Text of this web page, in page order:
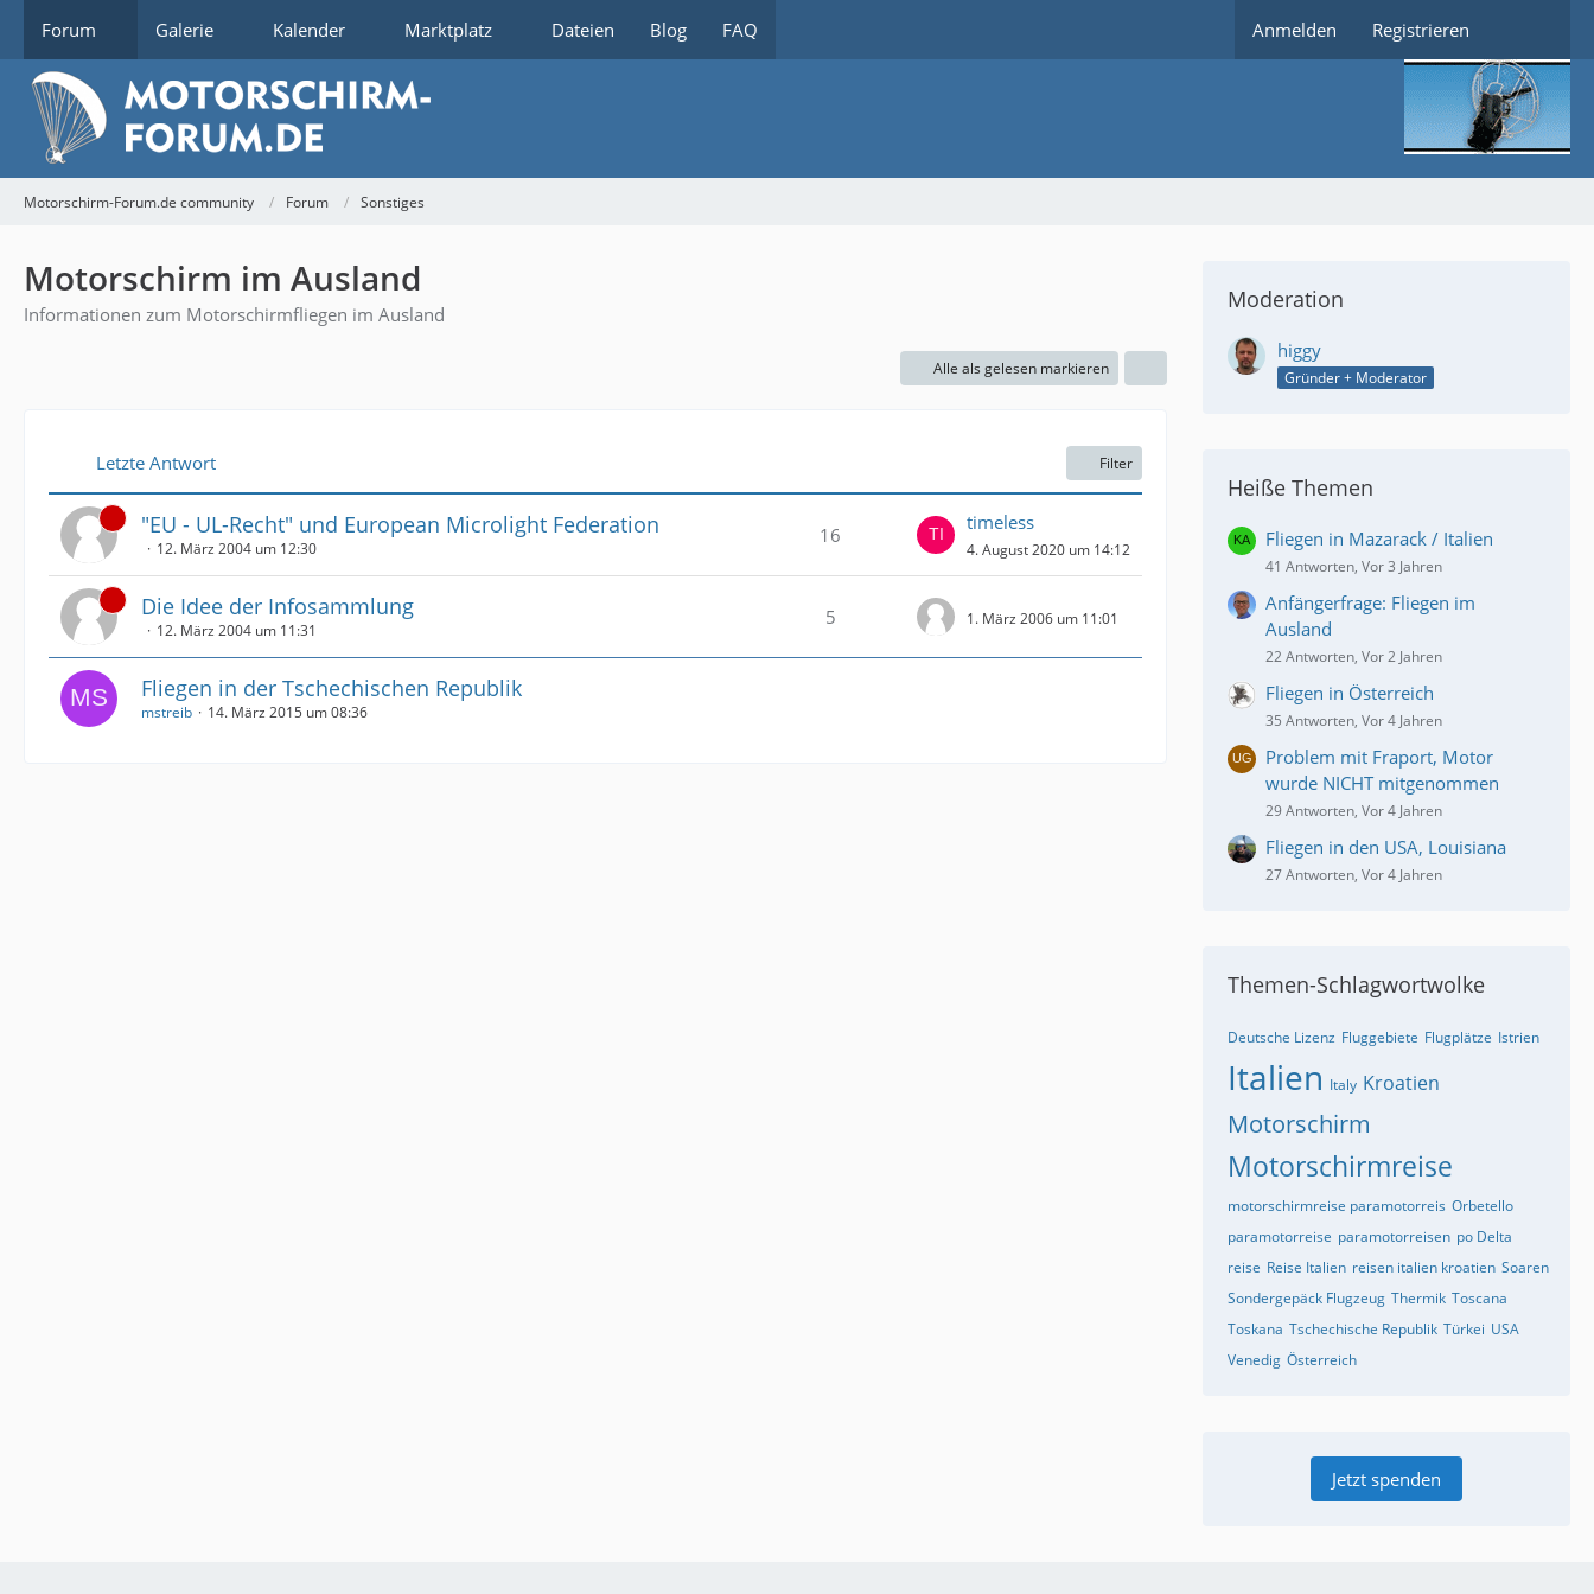
Forum Galerie Kalender Marktplatz Dateien Blog FAQ Anmelden Registrieren
Motorschirm-Forum.de community Forum Sonstiges
Motorschirm im Ausland
Informationen zum Motorschirmfliegen im Ausland
Alle als gelesen markieren
Letzte Antwort Filter
"EU - UL-Recht" und European Microlight Federation
12. März 2004 um 12:30
16
timeless
4. August 2020 um 14:12
Die Idee der Infosammlung
12. März 2004 um 11:31
5 1. März 2006 um 11:01
Fliegen in der Tschechischen Republik
mstreib 14. März 2015 um 08:36
Moderation
higgy
Gründer + Moderator
Heiße Themen
Fliegen in Mazarack / Italien
41 Antworten, Vor 3 Jahren
Anfängerfrage: Fliegen im
Ausland
22 Antworten, Vor 2 Jahren
Fliegen in Österreich
35 Antworten, Vor 4 Jahren
Problem mit Fraport, Motor
wurde NICHT mitgenommen
29 Antworten, Vor 4 Jahren
Fliegen in den USA, Louisiana
27 Antworten, Vor 4 Jahren
Themen-Schlagwortwolke
Deutsche Lizenz Fluggebiete Flugplätze Istrien
Italien Italy Kroatien
Motorschirm
Motorschirmreise
motorschirmreise paramotorreis Orbetello
paramotorreise paramotorreisen po Delta
reise Reise Italien reisen italien kroatien Soaren
Sondergepäck Flugzeug Thermik Toscana
Toskana Tschechische Republik Türkei USA
Venedig Österreich
Jetzt spenden